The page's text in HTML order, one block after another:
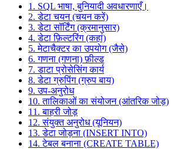
1. SQL भाषा, बुनियादी अवधारणाएँ।
2. डेटा चयन (चयन करें)
3. डेटा सॉर्टिंग (क्रमानुसार)
4. डेटा फ़िल्टरिंग (कहां)
5. मेटाचैक्टर का उपयोग (जैसे)
6. गणना (गणना) फ़ील्ड
7. डाटा प्रोसेसिंग कार्य
8. डेटा ग्रुपिंग (ग्रुप बाय)
9. उप-अनुरोध
10. तालिकाओं का संयोजन (आंतरिक जोड़)
11. बाहरी जोड़
12. संयुक्त अनुरोध (यूनियन)
13. डेटा जोड़ना (INSERT INTO)
14. टेबल बनाना (CREATE TABLE)